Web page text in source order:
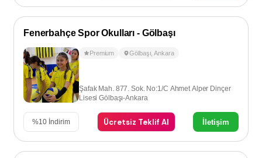
Fenerbahçe Spor Okulları - Gölbaşı
Premium Gölbaşı ,Ankara
Şafak Mah. 877. Sok. No:1/C Ahmet Alper Dinçer
Lisesi Gölbaşı-Ankara
%10 İndirim Ücretsiz Teklif Al İletişim